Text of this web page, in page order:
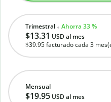
Mensual
$19.95 USD al mes
Trimestral Ahorra 33 %
$13.31 USD al mes
$39.95facturado cada 3